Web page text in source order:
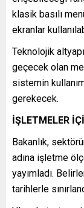
klasik basılı
ekranlar
Teknolojik
geçecek olan
sistemin
gerekecek.
İŞLETMELER
Bakanlık,
adına işletme
yayımladı.
tarihlerle